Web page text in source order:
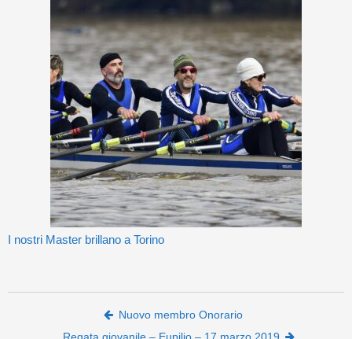
I nostri Master brillano a Torino
Post navigation
Nuovo membro Onorario